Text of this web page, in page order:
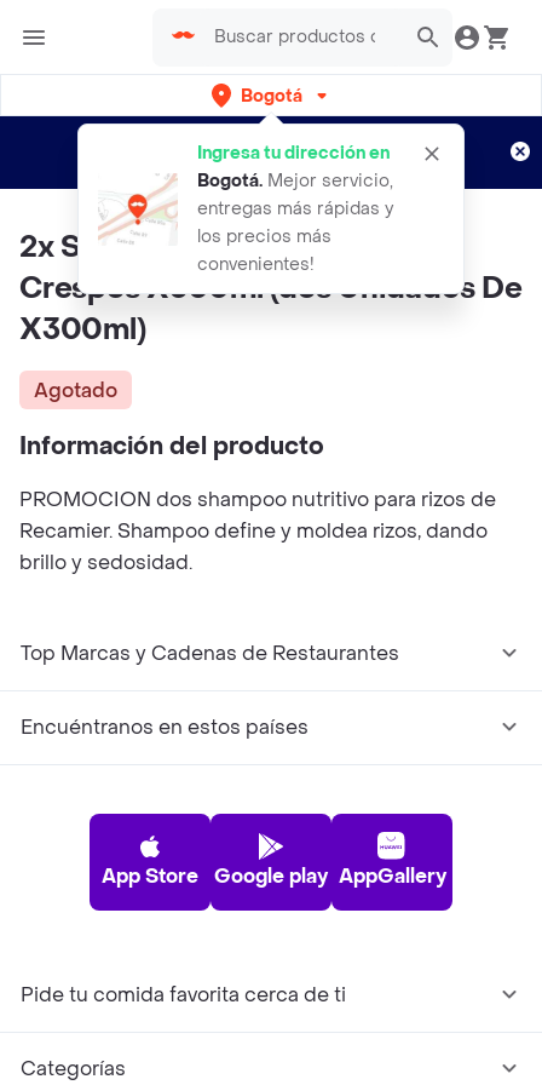
Bogotá
Ingresa tu dirección en
Bogotá. Mejor servicio,
entregas más rápidas y
los precios más
convenientes!
envíos gratis por semanas
Aplican TyC
2x Shampoo Recamier Para
Crespos X300ml (dos Unidades De
X300ml)
Agotado
Información del producto
PROMOCION dos shampoo nutritivo para rizos de
Recamier. Shampoo define y moldea rizos, dando
brillo y sedosidad.
Top Marcas y Cadenas de Restaurantes
Encuéntranos en estos países
App Store Google play AppGallery
Pide tu comida favorita cerca de ti
Categorías